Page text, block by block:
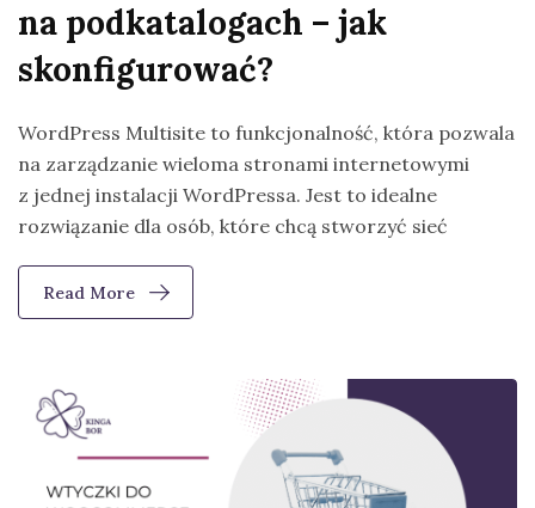
na podkatalogach – jak
skonfigurować?
WordPress Multisite to funkcjonalność, która pozwala
na zarządzanie wieloma stronami internetowymi
z jednej instalacji WordPressa. Jest to idealne
rozwiązanie dla osób, które chcą stworzyć sieć
Read More